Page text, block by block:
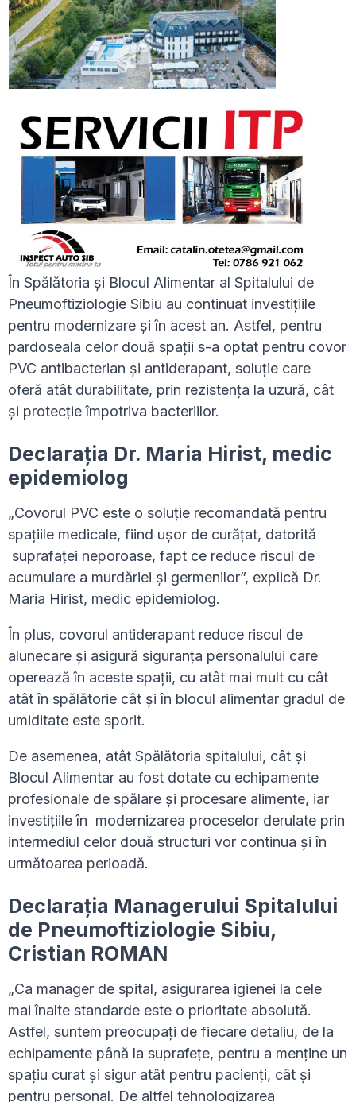
În Spălătoria și Blocul Alimentar al Spitalului de
Pneumoftiziologie Sibiu au continuat investițiile
pentru modernizare și în acest an. Astfel, pentru
pardoseala celor două spații s-a optat pentru covor
PVC antibacterian și antiderapant, soluție care
oferă atât durabilitate, prin rezistența la uzură, cât
și protecție împotriva bacteriilor.
Declarația Dr. Maria Hirist, medic
epidemiolog
„Covorul PVC este o soluție recomandată pentru
spațiile medicale, fiind ușor de curățat, datorită
suprafaței neporoase, fapt ce reduce riscul de
acumulare a murdăriei și germenilor”, explică Dr.
Maria Hirist, medic epidemiolog.
În plus, covorul antiderapant reduce riscul de
alunecare și asigură siguranța personalului care
operează în aceste spații, cu atât mai mult cu cât
atât în spălătorie cât și în blocul alimentar gradul de
umiditate este sporit.
De asemenea, atât Spălătoria spitalului, cât și
Blocul Alimentar au fost dotate cu echipamente
profesionale de spălare și procesare alimente, iar
investițiile în modernizarea proceselor derulate prin
intermediul celor două structuri vor continua și în
următoarea perioadă.
Declarația Managerului Spitalului
de Pneumoftiziologie Sibiu,
Cristian ROMAN
„Ca manager de spital, asigurarea igienei la cele
mai înalte standarde este o prioritate absolută.
Astfel, suntem preocupați de fiecare detaliu, de la
echipamente până la suprafețe, pentru a menține un
spațiu curat și sigur atât pentru pacienți, cât și
pentru personal. De altfel tehnologizarea